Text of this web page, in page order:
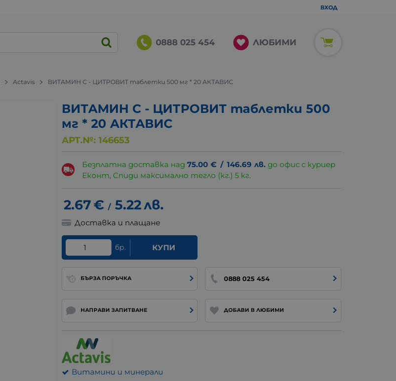
ВХОД
0888 025 454 ЛЮБИМИ
Actavis ВИТАМИН C - ЦИТРОВИТ таблетки 500 мг * 20 АКТАВИС
ВИТАМИН C - ЦИТРОВИТ таблетки 500
мг * 20 АКТАВИС
АРТ.№: 146653
Безплатна доставка над75.00 € / 146.69 лв. до офис с куриер
Еконт, Спиди максимално тегло (кг.) 5 кг.
2.67€ / 5.22лв.
Доставка и плащане
бр. КУПИ
БЪРЗА ПОРЪЧКА 0888 025 454
НАПРАВИ ЗАПИТВАНЕ ДОБАВИ В ЛЮБИМИ
Витамини и минерали